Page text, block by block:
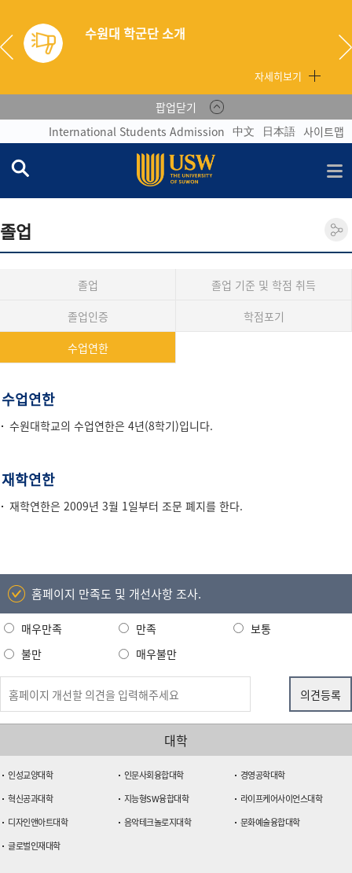
수원대 학군단 소개
자세히보기
팝업닫기
International Students Admission 中文 日本語 사이트맵
졸업
졸업
졸업 기준 및 학점 취득
졸업인증
학점포기
수업연한
수
수업연한
수원대학교의 수업연한은 4년(8학기)입니다.
재학연한
재학연한은 2009년 3월 1일부터 조문 폐지를 한다.
홈페이지 만족도 및 개선사항 조사.
매우만족 만족
보통
불만
매우불만
대학
인성교양대학 인문사회융합대학
경영공학대학
혁신공과대학
지능형SW융합대학
라이프케어사이언스대학
디자인앤아트대학
음악테크놀로지대학
문화예술융합대학
글로벌인재대학